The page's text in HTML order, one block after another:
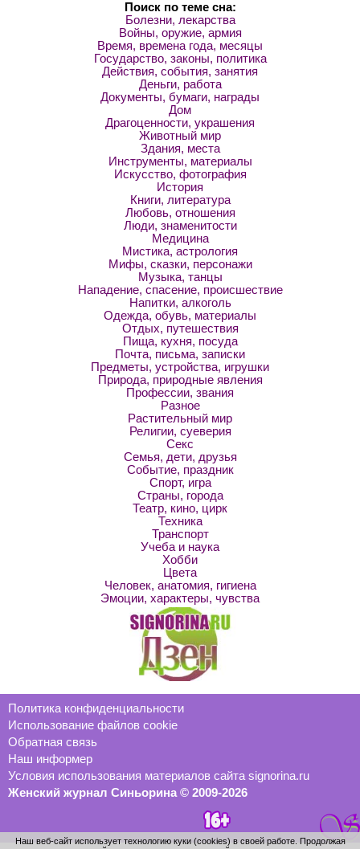
Поиск по теме сна:
Болезни, лекарства
Войны, оружие, армия
Время, времена года, месяцы
Государство, законы, политика
Действия, события, занятия
Деньги, работа
Документы, бумаги, награды
Дом
Драгоценности, украшения
Животный мир
Здания, места
Инструменты, материалы
Искусство, фотография
История
Книги, литература
Любовь, отношения
Люди, знаменитости
Медицина
Мистика, астрология
Мифы, сказки, персонажи
Музыка, танцы
Нападение, спасение, происшествие
Напитки, алкоголь
Одежда, обувь, материалы
Отдых, путешествия
Пища, кухня, посуда
Почта, письма, записки
Предметы, устройства, игрушки
Природа, природные явления
Профессии, звания
Разное
Растительный мир
Религии, суеверия
Секс
Семья, дети, друзья
Событие, праздник
Спорт, игра
Страны, города
Театр, кино, цирк
Техника
Транспорт
Учеба и наука
Хобби
Цвета
Человек, анатомия, гигиена
Эмоции, характеры, чувства
Политика конфиденциальности
Использование файлов cookie
Обратная связь
Наш информер
Условия использования материалов сайта signorina.ru
Женский журнал Синьорина © 2009-2026
Наш веб-сайт использует технологию куки (cookies) в своей работе. Продолжая